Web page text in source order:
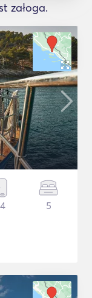
załoga.
4 5